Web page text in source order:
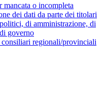
mancata o incompleta
dei dati da parte dei titolari
di amministrazione, di
governo
regionali/provinciali